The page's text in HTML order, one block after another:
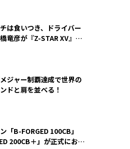
チは食いつき、ドライバー
竜彦が『Z-STAR XV』を
ジャー制覇達成で世界の
ドと肩を並べる！
「B-FORGED 100CB」
200CB＋」が正式にお披